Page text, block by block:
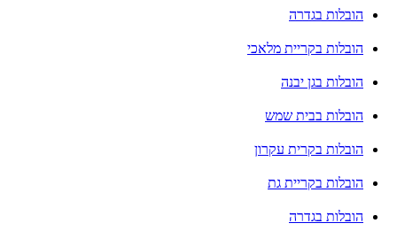
הובלות בגדרה
הובלות בקריית מלאכי
הובלות בגן יבנה
הובלות בבית שמש
הובלות בקרית עקרון
הובלות בקריית גת
הובלות בגדרה